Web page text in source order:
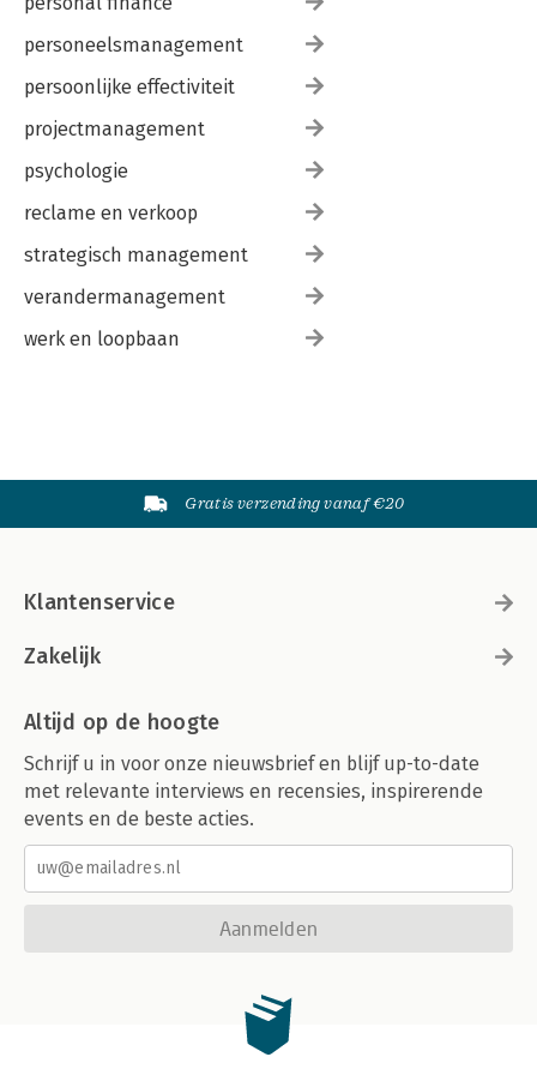
personeelsmanagement
persoonlijke effectiviteit
projectmanagement
psychologie
reclame en verkoop
strategisch management
verandermanagement
werk en loopbaan
Gratis verzending vanaf €20
Klantenservice
Zakelijk
Altijd op de hoogte
Schrijf u in voor onze nieuwsbrief en blijf up-to-date
met relevante interviews en recensies, inspirerende
events en de beste acties.
Aanmelden